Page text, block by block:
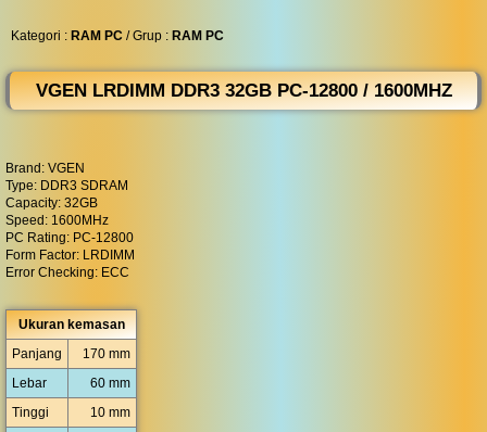
Kategori : RAM PC / Grup : RAM PC
VGEN LRDIMM DDR3 32GB PC-12800 / 1600MHZ
Brand: VGEN
Type: DDR3 SDRAM
Capacity: 32GB
Speed: 1600MHz
PC Rating: PC-12800
Form Factor: LRDIMM
Error Checking: ECC
Ukuran kemasan
Panjang
170 mm
Lebar
60 mm
Tinggi
10 mm